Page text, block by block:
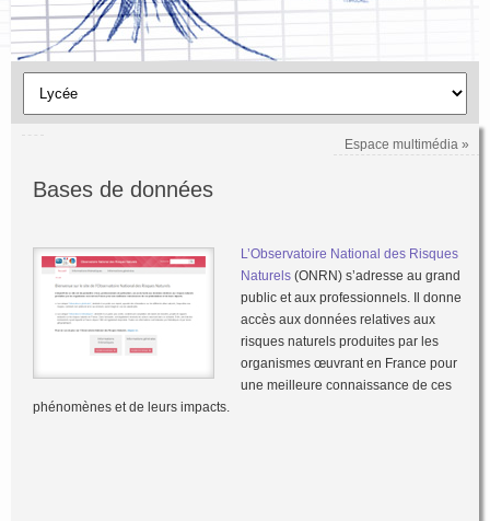
Espace multimédia»
Bases de données
L’Observatoire National des Risques
Naturels (ONRN) s’adresse au grand
public et aux professionnels. Il donne
accès aux données relatives aux
risques naturels produites par les
organismes œuvrant en France pour
une meilleure connaissance de ces
phénomènes et de leurs impacts.